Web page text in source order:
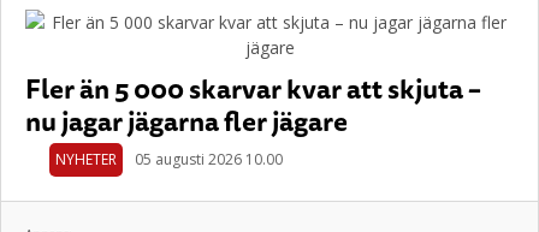
Fler än 5 000 skarvar kvar att skjuta –
nu jagar jägarna fler jägare
NYHETER 05 augusti 2026 10.00